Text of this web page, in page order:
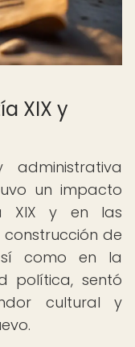
XIX y
un impacto
XIX y en las
construcción de
como en la
política, sentó
cultural y